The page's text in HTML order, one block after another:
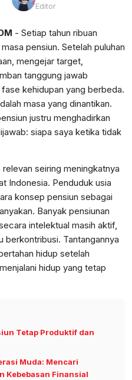
Editor
- Setiap tahun ribuan
pensiun. Setelah puluhan
mengejar target,
tanggung jawab
kehidupan yang berbeda.
masa yang dinantikan.
justru menghadirkan
siapa saya ketika tidak
seiring meningkatnya
Indonesia. Penduduk usia
konsep pensiun sebagai
Banyak pensiunan
intelektual masih aktif,
berkontribusi. Tantangannya
hidup setelah
hidup yang tetap
Tetap Produktif dan
Muda: Mencari
Kebebasan Finansial